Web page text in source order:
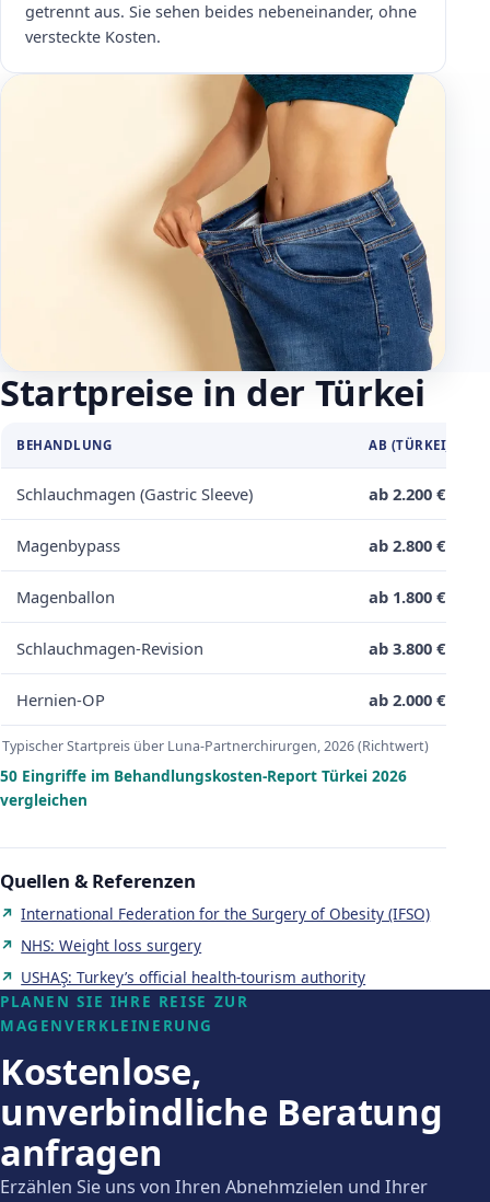
getrennt aus. Sie sehen beides nebeneinander, ohne
versteckte Kosten.
Startpreise in der Türkei
Typischer Startpreis über Luna-Partnerchirurgen, 2026 (Richtwert)
BEHANDLUNG AB (TÜRKEI)
Schlauchmagen (Gastric Sleeve) ab 2.200 €
Magenbypass ab 2.800 €
Magenballon ab 1.800 €
Schlauchmagen-Revision ab 3.800 €
Hernien-OP ab 2.000 €
50 Eingriffe im Behandlungskosten-Report Türkei 2026
vergleichen
Quellen & Referenzen
International Federation for the Surgery of Obesity (IFSO)
NHS: Weight loss surgery
USHAŞ: Turkey’s official health-tourism authority
PLANEN SIE IHRE REISE ZUR
MAGENVERKLEINERUNG
Kostenlose,
unverbindliche Beratung
anfragen
Erzählen Sie uns von Ihren Abnehmzielen und Ihrer